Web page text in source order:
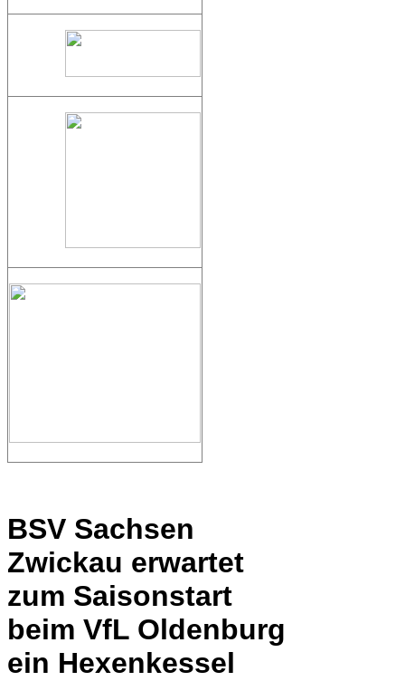
BSV Sachsen
Zwickau erwartet
zum Saisonstart
beim VfL Oldenburg
ein Hexenkessel